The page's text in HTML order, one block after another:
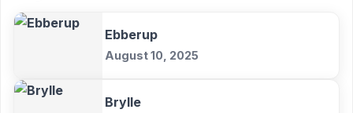
Ebberup
August 10, 2025
Brylle